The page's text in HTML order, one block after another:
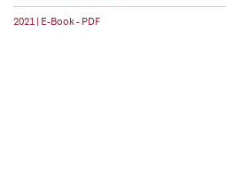
2021 | E-Book - PDF